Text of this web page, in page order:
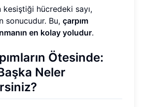
kesiştiği hücredeki sayı,
sonucudur. Bu, çarpım
en kolay yoludur.
Ötesinde:
Neler